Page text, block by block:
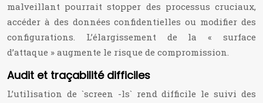
malveillant pourrait stopper des processus cruciaux,
accéder à des données confidentielles ou modifier des
configurations. L’élargissement de la « surface
d’attaque » augmente le risque de compromission.
Audit et traçabilité difficiles
L’utilisation de `screen -ls` rend difficile le suivi des